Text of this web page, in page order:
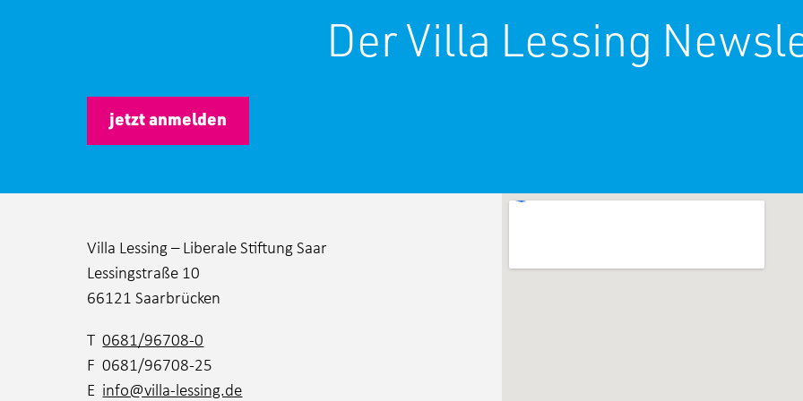
Der Villa Lessing
jetzt anmelden
Villa Lessing – Liberale Stiftung Saar
Lessingstraße 10
66121 Saarbrücken
T0681/96708-0
F 0681/96708-25
E info@villa-lessing.de